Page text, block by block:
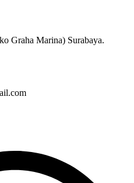
Graha Marina) Surabaya.